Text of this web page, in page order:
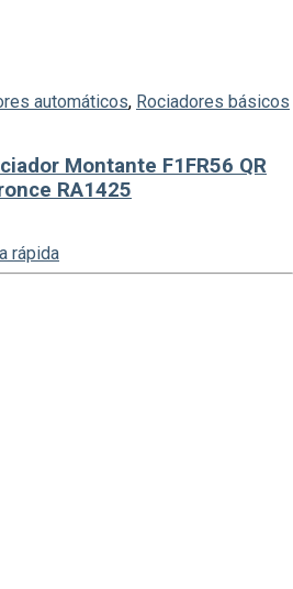
automáticos, Rociadores básicos
Montante F1FR56 QR
RA1425
rápida